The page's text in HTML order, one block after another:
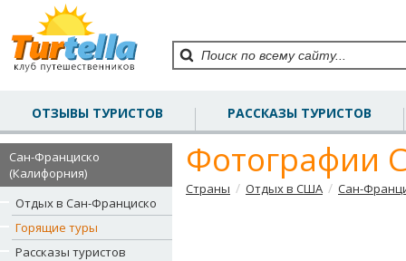
ОТЗЫВЫ ТУРИСТОВ РАССКАЗЫ ТУРИСТОВ
Сан-Франциско
(Калифорния)
Отдых в Сан-Франциско
Горящие туры
Рассказы туристов
Фотографии
Страны / Отдых в США / Сан-